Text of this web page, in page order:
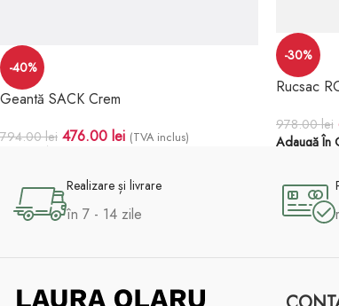
-40%
Geantă SACK Crem
794.00lei 476.00 lei (TVA inclus)
-30%
Rucsac
978.00lei
Adaugă În
Realizare și livrare
în 7 - 14 zile